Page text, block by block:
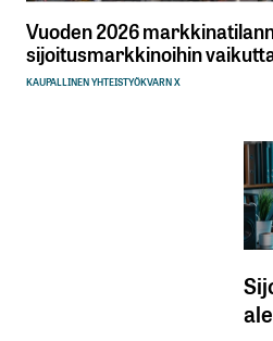
Vuoden 2026
sijoitusmarkkinoihin
KAUPALLINEN YHTEISTYÖKVARN X